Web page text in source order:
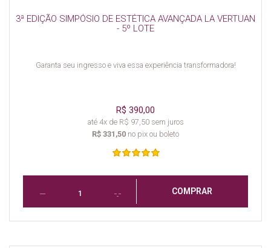
3ª EDIÇÃO SIMPÓSIO DE ESTÉTICA AVANÇADA LA VERTUAN
- 5º LOTE
Garanta seu ingresso e viva essa experiência transformadora!
R$ 390,00
até 4x de R$ 97,50 sem juros
R$ 331,50 no pix ou boleto
COMPRAR